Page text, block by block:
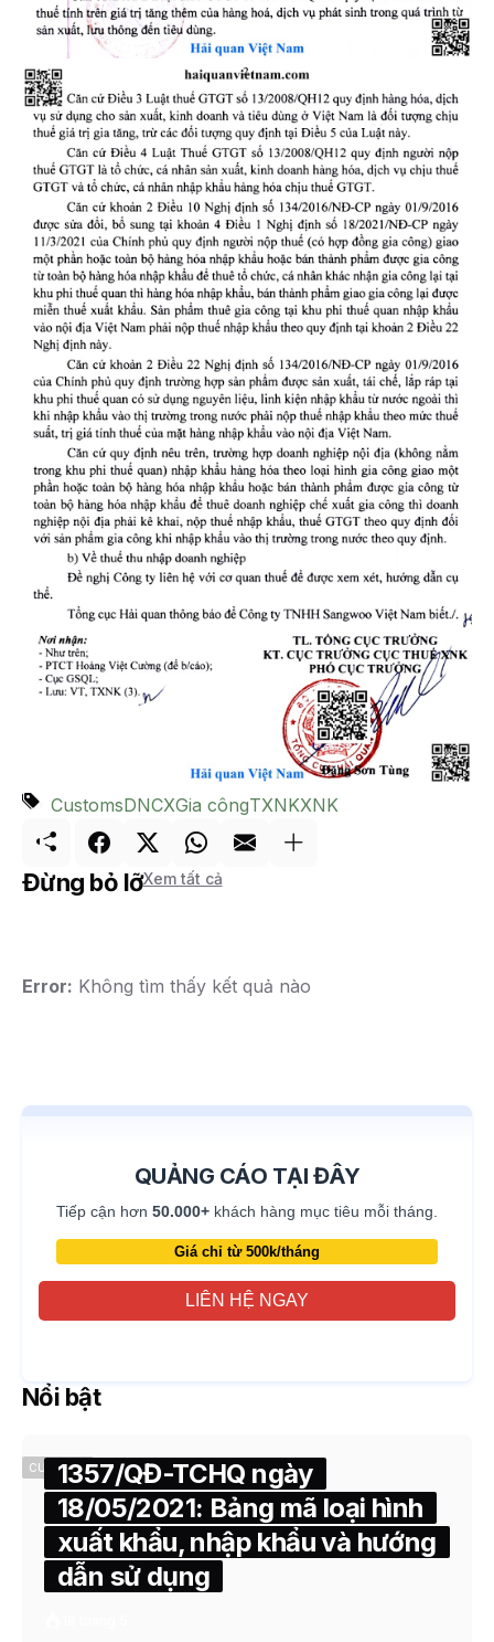
CustomsDNCXGia côngTXNKXNK
Đừng bỏ lỡXem tất cả
Error: Không tìm thấy kết quả nào
QUẢNG CÁO TẠI ĐÂY
Tiếp cận hơn 50.000+ khách hàng mục tiêu mỗi tháng.
Giá chỉ từ 500k/tháng
LIÊN HỆ NGAY
Nổi bật
CUSTOMS1357/QĐ-TCHQ ngày
18/05/2021: Bảng mã loại hình
xuất khẩu, nhập khẩu và hướng
dẫn sử dụng